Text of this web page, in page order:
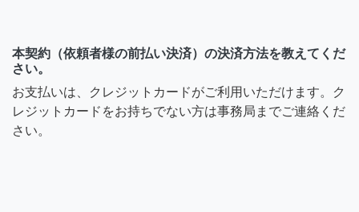
本契約（依頼者様の前払い決済）の決済方法を教えてくだ
さい。
お支払いは、クレジットカードがご利用いただけます。ク
レジットカードをお持ちでない方は事務局までご連絡くだ
さい。